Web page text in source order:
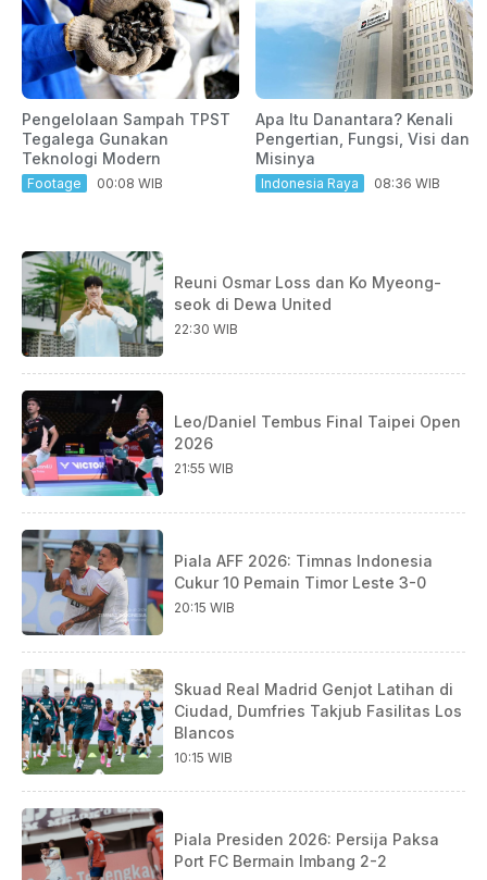
Pengelolaan Sampah TPST
Tegalega Gunakan
Teknologi Modern
Footage 00:08 WIB
Apa Itu Danantara? Kenali
Pengertian, Fungsi, Visi dan
Misinya
Indonesia Raya 08:36 WIB
Reuni Osmar Loss dan Ko Myeong-
seok di Dewa United
22:30 WIB
Leo/Daniel Tembus Final Taipei Open
2026
21:55 WIB
Piala AFF 2026: Timnas Indonesia
Cukur 10 Pemain Timor Leste 3-0
20:15 WIB
Skuad Real Madrid Genjot Latihan di
Ciudad, Dumfries Takjub Fasilitas Los
Blancos
10:15 WIB
Piala Presiden 2026: Persija Paksa
Port FC Bermain Imbang 2-2